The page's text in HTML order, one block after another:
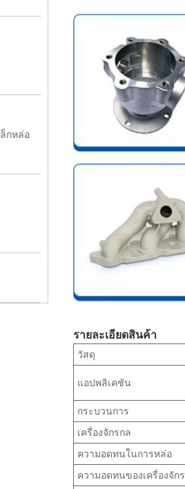
กหล่อ
รายละเอียดสินค้า
วัสดุ
แอปพลิเคชัน
กระบวนการ
เครื่องจักรกล
ความอดทนในการหล่อ
ความอดทนของเครื่องจักร